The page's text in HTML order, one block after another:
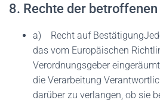
8. Rechte der
a) Recht auf
das vom Europäischen
Verordnungsgeber
die Verarbeitung
darüber zu verlangen, ob sie